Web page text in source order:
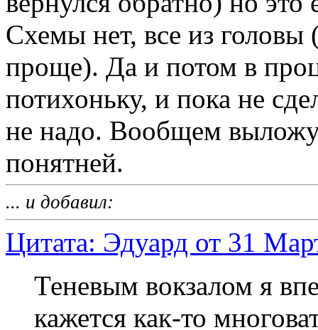
Схемы нет, все из головы
проще). Да и потом в
потихоньку, и пока не
не надо. Вообщем
понятней.
... и добавил:
Цитата: Эдуард от 31
Теневым вокзалом я
кажется как-то